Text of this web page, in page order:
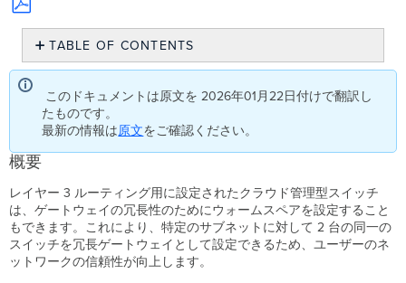
Save
PDF
TABLE OF CONTENTS
概
MS
お
ス
イ
ッ
チ
で
このドキュメントは原文を 2026年01月22日付けで翻訳し
たものです。
最新の情報は原文をご確認ください。
概要
レイヤー 3 ルーティング用に設定されたクラウド管理型スイッチ
は、ゲートウェイの冗長性のためにウォームスペアを設定すること
もできます。これにより、特定のサブネットに対して 2 台の同一の
スイッチを冗長ゲートウェイとして設定できるため、ユーザーのネ
ットワークの信頼性が向上します。